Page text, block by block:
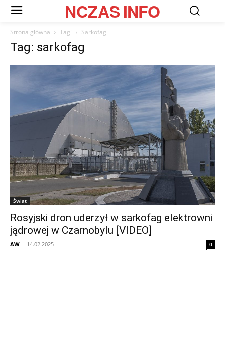
NCZASINFO
Strona główna Tagi Sarkofag
Tag: sarkofag
Świat
Rosyjski dron uderzył w sarkofag elektrowni
jądrowej w Czarnobylu [VIDEO]
AW - 14.02.2025 0